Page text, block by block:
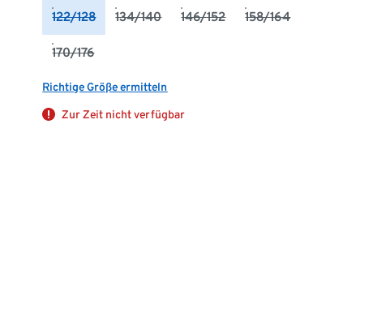
122/128 134/140 146/152 158/164
170/176
Richtige Größe ermitteln
Zur Zeit nicht verfügbar